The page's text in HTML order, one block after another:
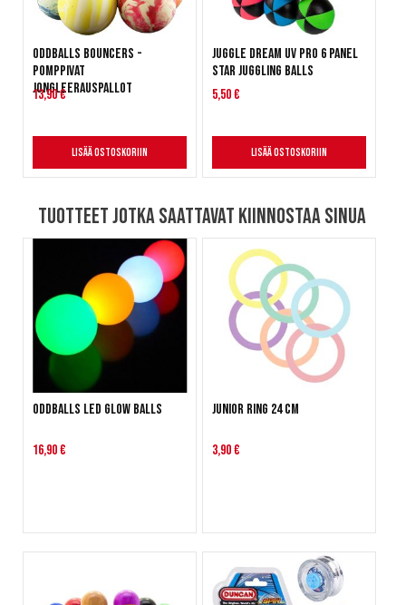
Oddballs Bouncers -
Pomppivat
jongleerauspallot
13,90 €
Lisää ostoskoriin
Juggle Dream UV Pro 6 Panel
Star Juggling Balls
5,50 €
Lisää ostoskoriin
Tuotteet jotka saattavat kiinnostaa sinua
Oddballs LED Glow Balls
16,90 €
Junior Ring 24 cm
3,90 €